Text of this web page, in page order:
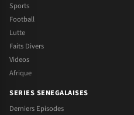
Sports
Football
Lutte
Faits Divers
Videos
Afrique
SERIES SENEGALAISES
Derniers Episodes